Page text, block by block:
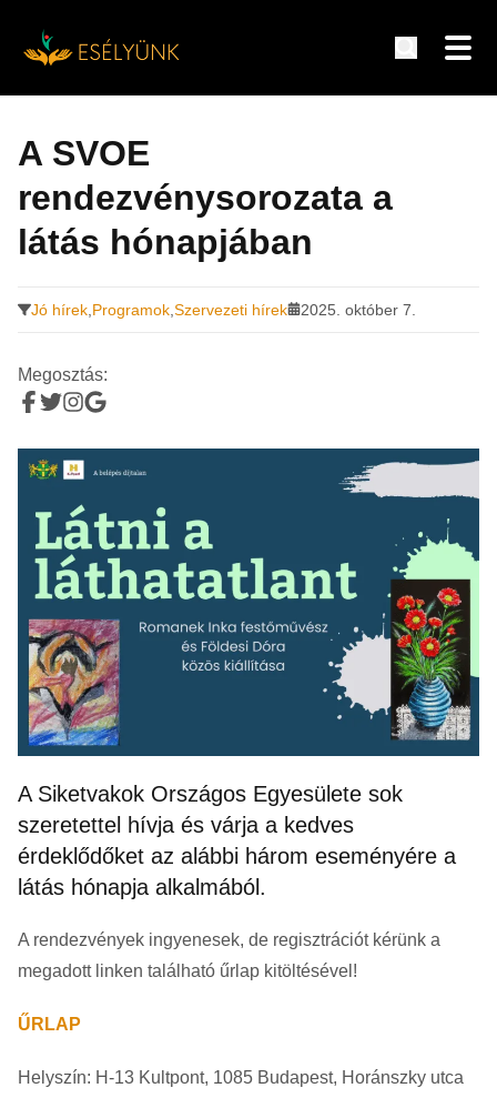
tartalomra
A SVOE
rendezvénysorozata a
látás hónapjában
Jó hírek Programok Szervezeti hírek 2025. október 7.
Megosztás:
A Siketvakok Országos Egyesülete sok
szeretettel hívja és várja a kedves
érdeklődőket az alábbi három eseményére a
látás hónapja alkalmából.
A rendezvények ingyenesek, de regisztrációt kérünk a
megadott linken található űrlap kitöltésével!
ŰRLAP
Helyszín: H-13 Kultpont, 1085 Budapest, Horánszky utca